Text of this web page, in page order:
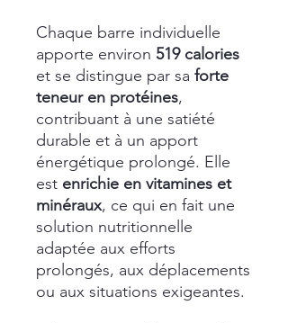
Chaque barre individuelle
apporte environ 519 calories
et se distingue par sa forte
teneur en protéines,
contribuant à une satiété
durable et à un apport
énergétique prolongé. Elle
est enrichie en vitamines et
minéraux, ce qui en fait une
solution nutritionnelle
adaptée aux efforts
prolongés, aux déplacements
ou aux situations exigeantes.